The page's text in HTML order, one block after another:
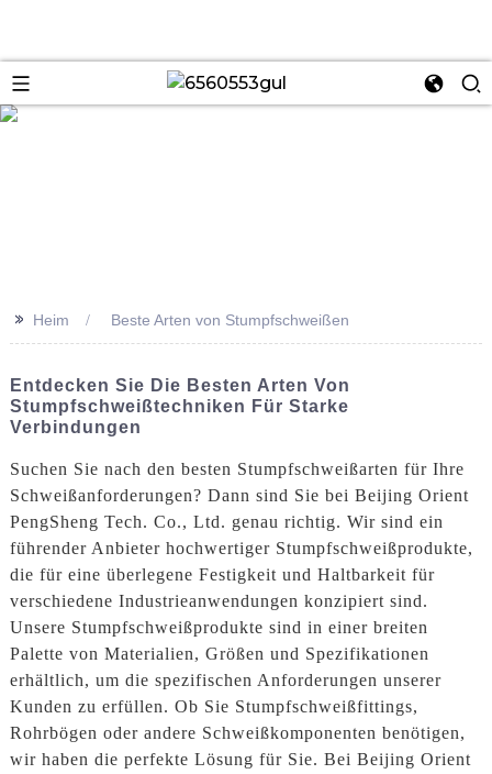
>> Heim Beste Arten von Stumpfschweißen
Entdecken Sie Die Besten Arten Von
Stumpfschweißtechniken Für Starke
Verbindungen
Suchen Sie nach den besten Stumpfschweißarten für Ihre
Schweißanforderungen? Dann sind Sie bei Beijing Orient
PengSheng Tech. Co., Ltd. genau richtig. Wir sind ein
führender Anbieter hochwertiger Stumpfschweißprodukte,
die für eine überlegene Festigkeit und Haltbarkeit für
verschiedene Industrieanwendungen konzipiert sind.
Unsere Stumpfschweißprodukte sind in einer breiten
Palette von Materialien, Größen und Spezifikationen
erhältlich, um die spezifischen Anforderungen unserer
Kunden zu erfüllen. Ob Sie Stumpfschweißfittings,
Rohrbögen oder andere Schweißkomponenten benötigen,
wir haben die perfekte Lösung für Sie. Bei Beijing Orient